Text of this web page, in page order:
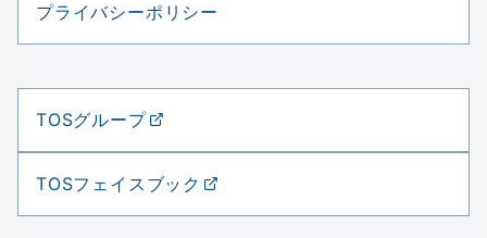
プライバシーポリシー
TOSグループ
TOSフェイスブック